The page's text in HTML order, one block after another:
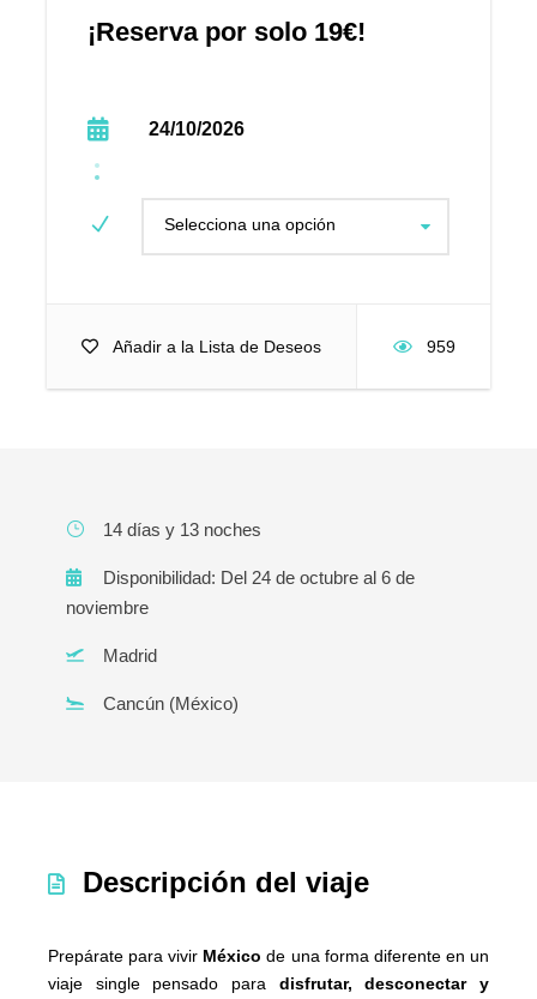
¡Reserva por solo 19€!
24/10/2026
Selecciona una opción
Añadir a la Lista de Deseos 959
14 días y 13 noches
Disponibilidad: Del 24 de octubre al 6 de
noviembre
Madrid
Cancún (México)
Descripción del viaje
Prepárate para vivir México de una forma diferente en un
viaje single pensado para disfrutar, desconectar y